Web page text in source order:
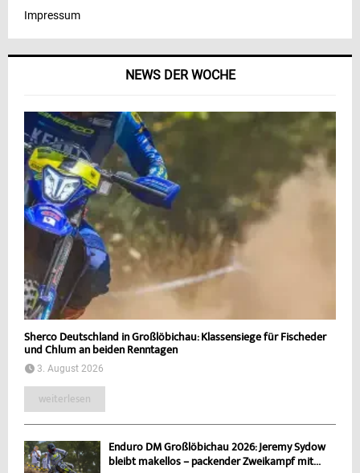
NEWS DER WOCHE
Sherco Deutschland in Großlöbichau: Klassensiege für Fischeder
und Chlum an beiden Renntagen
3. August 2026
weiterlesen
Enduro DM Großlöbichau 2026: Jeremy Sydow
bleibt makellos – packender Zweikampf mit...
Impressum